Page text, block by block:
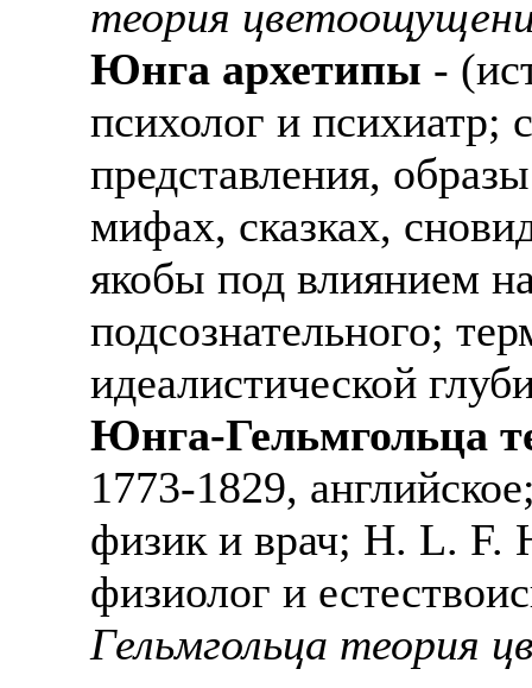
теория
Юнга архетипы -
психолог и
представления,
мифах, сказках,
якобы под влиянием
подсознательного;
идеалистической
Юнга-Гельмгольца
1773-1829,
физик и врач; Н. L. F.
физиолог и
Гельмгольца теория